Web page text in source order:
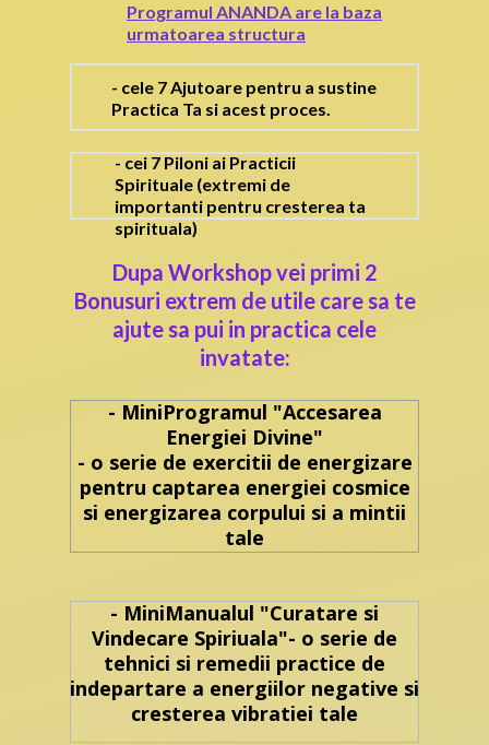
Programul ANANDA are la baza
urmatoarea structura
- cele 7 Ajutoare pentru a sustine
Practica Ta si acest proces.
- cei 7 Piloni ai Practicii
Spirituale (extremi de
importanti pentru cresterea ta
spirituala)
Dupa Workshop vei primi 2
Bonusuri extrem de utile care sa te
ajute sa pui in practica cele
invatate:
- MiniProgramul "Accesarea
Energiei Divine"
- o serie de exercitii de energizare
pentru captarea energiei cosmice
si energizarea corpului si a mintii
tale
- MiniManualul "Curatare si
Vindecare Spiriuala"- o serie de
tehnici si remedii practice de
indepartare a energiilor negative si
cresterea vibratiei tale